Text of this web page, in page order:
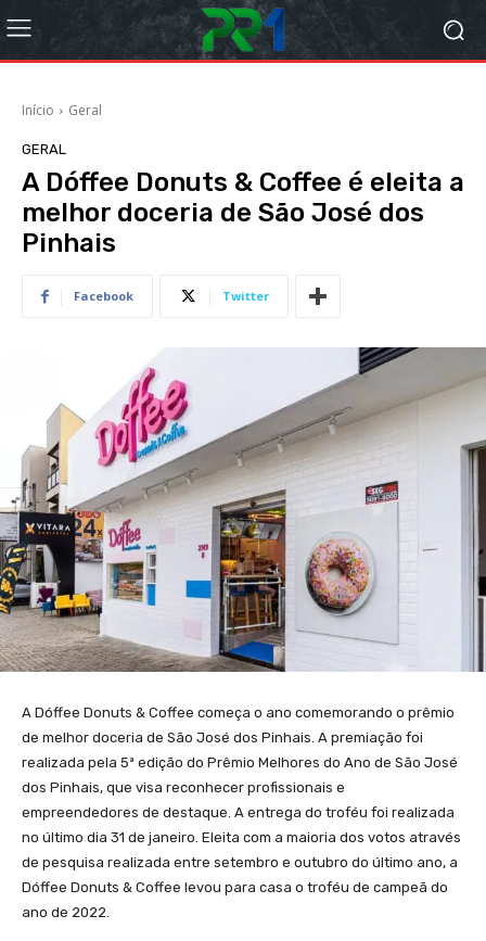
Início Geral
GERAL
A Dóffee Donuts & Coffee é eleita a
melhor doceria de São José dos
Pinhais
Facebook Twitter
A Dóffee Donuts & Coffee começa o ano comemorando o prêmio
de melhor doceria de São José dos Pinhais. A premiação foi
realizada pela 5ª edição do Prêmio Melhores do Ano de São José
dos Pinhais, que visa reconhecer profissionais e
empreendedores de destaque. A entrega do troféu foi realizada
no último dia 31 de janeiro. Eleita com a maioria dos votos através
de pesquisa realizada entre setembro e outubro do último ano, a
Dóffee Donuts & Coffee levou para casa o troféu de campeã do
ano de 2022.